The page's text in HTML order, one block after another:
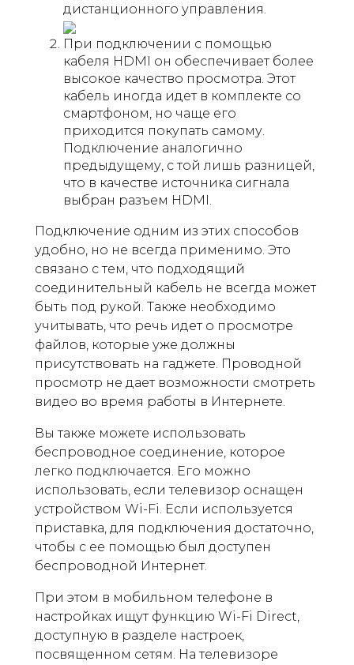
дистанционного управления.
При подключении с помощью
кабеля HDMI он обеспечивает более
высокое качество просмотра. Этот
кабель иногда идет в комплекте со
смартфоном, но чаще его
приходится покупать самому.
Подключение аналогично
предыдущему, с той лишь разницей,
что в качестве источника сигнала
выбран разъем HDMI.
Подключение одним из этих способов
удобно, но не всегда применимо. Это
связано с тем, что подходящий
соединительный кабель не всегда может
быть под рукой. Также необходимо
учитывать, что речь идет о просмотре
файлов, которые уже должны
присутствовать на гаджете. Проводной
просмотр не дает возможности смотреть
видео во время работы в Интернете.
Вы также можете использовать
беспроводное соединение, которое
легко подключается. Его можно
использовать, если телевизор оснащен
устройством Wi-Fi. Если используется
приставка, для подключения достаточно,
чтобы с ее помощью был доступен
беспроводной Интернет.
При этом в мобильном телефоне в
настройках ищут функцию Wi-Fi Direct,
доступную в разделе настроек,
посвященном сетям. На телевизоре